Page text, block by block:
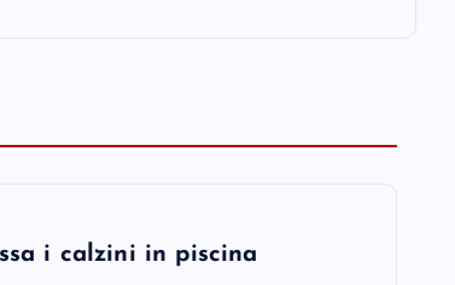
i calzini in piscina